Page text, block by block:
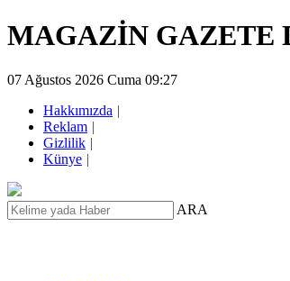
MAGAZİN GAZETE
07 Ağustos 2026 Cuma 09:27
Hakkımızda |
Reklam |
Gizlilik |
Künye |
ARA